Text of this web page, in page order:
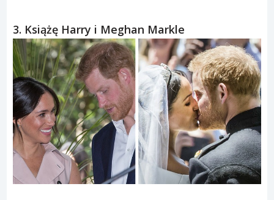
3. Książę Harry i Meghan Markle